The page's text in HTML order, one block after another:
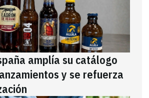
amplía su catálogo
y se refuerza